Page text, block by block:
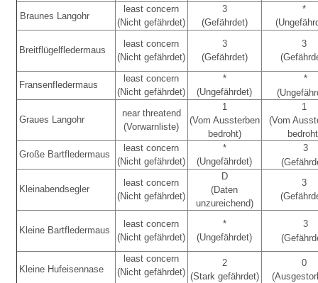
Braunes Langohr
least concern
(Nicht gefährdet)
3
(Gefährdet)
*
Breitflügelfledermaus
least concern
(Nicht gefährdet)
3
(Gefährdet)
3
Fransenfledermaus
least concern
(Nicht gefährdet)
*
(Ungefährdet)
*
Graues Langohr
near threatend
(Vorwarnliste)
1
(Vom Aussterben
bedroht)
1
(Vom
Große Bartfledermaus
least concern
(Nicht gefährdet)
*
(Ungefährdet)
3
Kleinabendsegler
least concern
(Nicht gefährdet)
D
(Daten
unzureichend)
3
Kleine Bartfledermaus
least concern
(Nicht gefährdet)
*
(Ungefährdet)
3
Kleine Hufeisennase
least concern
(Nicht gefährdet)
2
(Stark gefährdet)
0